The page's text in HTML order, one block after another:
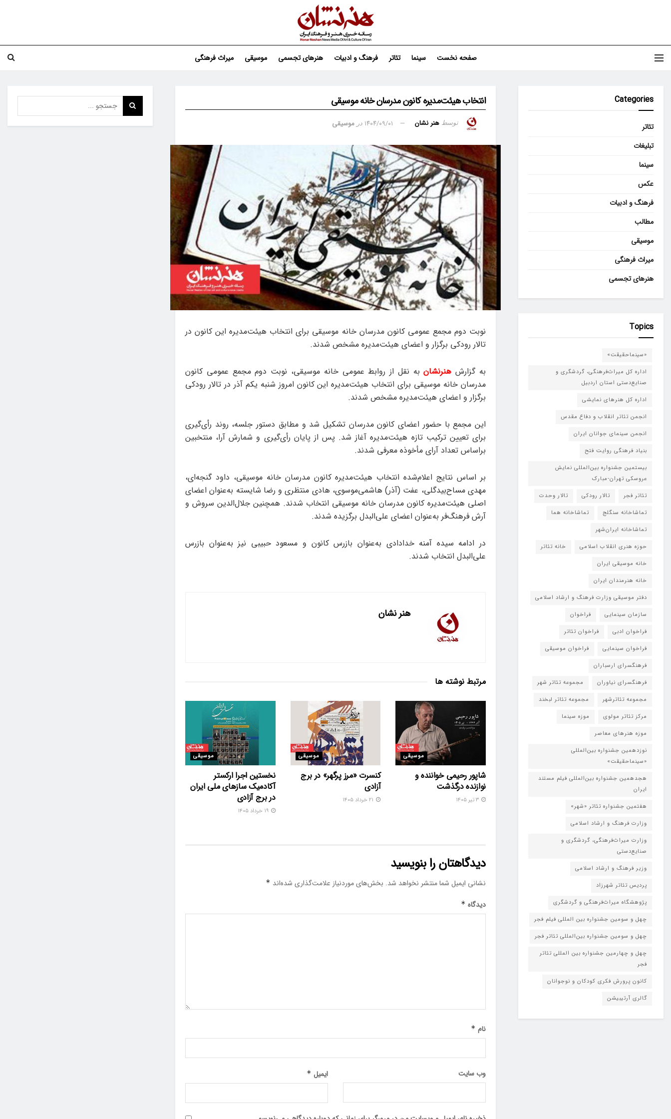
صفحه نخست سینما تئاتر فرهنگ و ادبیات هنرهای تجسمی موسیقی میراث فرهنگی
انتخاب هیئت‌مدیره کانون مدرسان خانه موسیقی
توسط هنر نشان ۱۴۰۴/۰۹/۰۱ در موسیقی
نوبت دوم مجمع عمومی کانون مدرسان خانه موسیقی برای انتخاب هیئت‌مدیره این کانون در
تالار رودکی برگزار و اعضای هیئت‌مدیره مشخص شدند.
به گزارش هنرنشانبه نقل از روابط عمومی خانه موسیقی، نوبت دوم مجمع عمومی کانون
مدرسان خانه موسیقی برای انتخاب هیئت‌مدیره این کانون امروز شنبه یکم آذر در تالار رودکی
برگزار و اعضای هیئت‌مدیره مشخص شدند.
این مجمع با حضور اعضای کانون مدرسان تشکیل شد و مطابق دستور جلسه، روند رأی‌گیری
برای تعیین ترکیب تازه هیئت‌مدیره آغاز شد. پس از پایان رأی‌گیری و شمارش آرا، منتخبین
براساس تعداد آرای مأخوذه معرفی شدند.
بر اساس نتایج اعلام‌شده انتخاب هیئت‌مدیره کانون مدرسان خانه موسیقی، داود گنجه‌ای،
مهدی مساح‌بیدگلی، عفت (آذر) هاشمی‌موسوی، هادی منتظری و رضا شایسته به‌عنوان اعضای
اصلی هیئت‌مدیره کانون مدرسان خانه موسیقی انتخاب شدند. همچنین جلال‌الدین سروش و
آرش فرهنگ‌فر به‌عنوان اعضای علی‌البدل برگزیده شدند.
در ادامه سیده آمنه خدادادی به‌عنوان بازرس کانون و مسعود حبیبی نیز به‌عنوان بازرس
علی‌البدل انتخاب شدند.
هنر نشان
مرتبط نوشته ها
موسیقی
شاپور رحیمی خواننده و
نوازنده درگذشت
موسیقی
کنسرت «مرز پرگهر» در برج
آزادی
موسیقی
نخستین اجرا ارکستر
آکادمیک سازهای ملی ایران
در برج آزادی
۱۹ خرداد ۱۴۰۵
دیدگاهتان را بنویسید
نشانی ایمیل شما منتشر نخواهد شد. بخش‌های موردنیاز علامت‌گذاری شده‌اند *
دیدگاه *
نام *
ایمیل * وب‌ سایت
Categories
تئاتر
تبلیغات
سینما
عکس
فرهنگ و ادبیات
مطالب
موسیقی
میراث فرهنگی
هنرهای تجسمی
Topics
«سینماحقیقت»
اداره کل میراث‌فرهنگی، گردشگری و
صنایع‌دستی استان اردبیل
اداره کل هنرهای نمایشی
انجمن تئاتر انقلاب و دفاع مقدس
انجمن سینمای جوانان ایران
بنیاد فرهنگی روایت فتح
بیستمین جشنواره بین‌المللی نمایش
عروسکی تهران-مبارک
تئاتر فجر
تالار رودکی
تالار وحدت
تماشاخانه سنگلج
تماشاخانه هما
تماشاخانه‌ ایران‌شهر
حوزه هنری انقلاب اسلامی
خانه تئاتر
خانه موسیقی ایران
خانه هنرمندان ایران
دفتر موسیقی وزارت فرهنگ و ارشاد اسلامی
سازمان سینمایی
فراخوان
فراخوان ادبی
فراخوان تئاتر
فراخوان سینمایی
فراخوان موسیقی
فرهنگسرای ارسباران
فرهنگسرای نیاوران
مجموعه تئاتر شهر
مجموعه تئاترشهر
مجموعه تئاتر لبخند
مرکز تئاتر مولوی
موزه سینما
موزه هنرهای معاصر
نوزدهمین جشنواره بین‌المللی
«سینماحقیقت»
هجدهمین جشنواره بین‌المللی فیلم مستند
ایران
هفتمین جشنواره تئاتر «شهر»
وزارت فرهنگ و ارشاد اسلامی
وزارت میراث‌فرهنگی، گردشگری و
صنایع‌دستی
وزیر فرهنگ و ارشاد اسلامی
پردیس تئاتر شهرزاد
پژوهشگاه میراث‌فرهنگی و گردشگری
چهل و سومین جشنواره بین المللی فیلم فجر
چهل و سومین جشنواره بین‌المللی تئاتر فجر
چهل و چهارمین جشنواره بین المللی تئاتر
فجر
کانون پرورش فکری کودکان و نوجوانان
گالری آرتیبیشن